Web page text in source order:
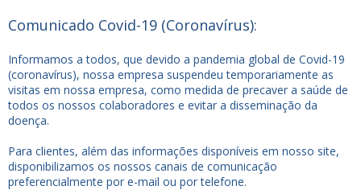
Comunicado Covid-19 (Coronavírus):
Informamos a todos, que devido a pandemia global de Covid-19
(coronavírus), nossa empresa suspendeu temporariamente as
visitas em nossa empresa, como medida de precaver a saúde de
todos os nossos colaboradores e evitar a disseminação da
doença.
Para clientes, além das informações disponíveis em nosso site,
disponibilizamos os nossos canais de comunicação
preferencialmente por e-mail ou por telefone.